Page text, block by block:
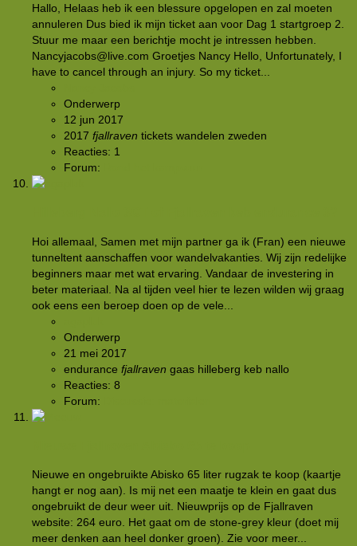
Hallo, Helaas heb ik een blessure opgelopen en zal moeten
annuleren Dus bied ik mijn ticket aan voor Dag 1 startgroep 2.
Stuur me maar een berichtje mocht je intressen hebben.
Nancyjacobs@live.com Groetjes Nancy Hello, Unfortunately, I
have to cancel through an injury. So my ticket...
Onderwerp
12 jun 2017
2017 fjallraven tickets wandelen zweden
Reacties: 1
Forum:
Hoi allemaal, Samen met mijn partner ga ik (Fran) een nieuwe
tunneltent aanschaffen voor wandelvakanties. Wij zijn redelijke
beginners maar met wat ervaring. Vandaar de investering in
beter materiaal. Na al tijden veel hier te lezen wilden wij graag
ook eens een beroep doen op de vele...
Onderwerp
21 mei 2017
endurance fjallraven gaas hilleberg keb nallo
Reacties: 8
Forum:
Nieuwe en ongebruikte Abisko 65 liter rugzak te koop (kaartje
hangt er nog aan). Is mij net een maatje te klein en gaat dus
ongebruikt de deur weer uit. Nieuwprijs op de Fjallraven
website: 264 euro. Het gaat om de stone-grey kleur (doet mij
meer denken aan heel donker groen). Zie voor meer...